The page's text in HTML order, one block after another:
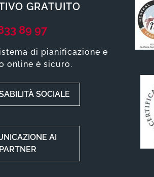
GRATUITO
89 97
di pianificazione e
online è sicuro.
SOCIALE
AI
PARTNER